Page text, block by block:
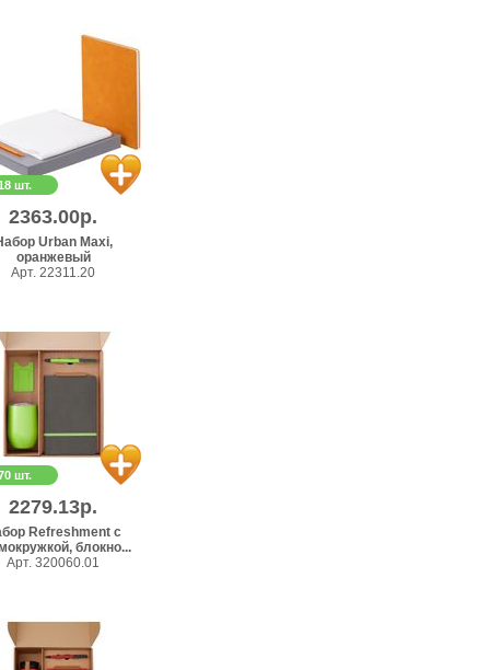
шт.
2363.00р.
Urban Maxi,
оранжевый
Арт. 22311.20
шт.
2279.13р.
Refreshment с
блокно...
Арт. 320060.01